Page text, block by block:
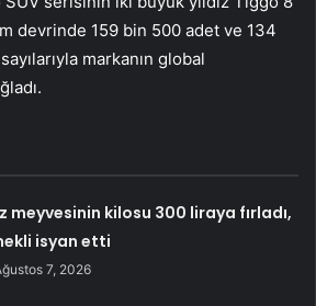
devrinde 159 bin 500 adet ve 134
markanın global
meyvesinin kilosu 300 liraya fırladı,
isyan etti
7, 2026